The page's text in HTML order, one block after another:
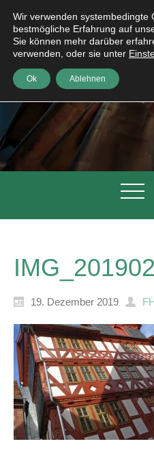
19. Dezember 2019
Wir verwenden systembedingte
bestmögliche Erfahrung auf
Sie können mehr darüber
verwenden, oder sie unter
Ok Ablehnen